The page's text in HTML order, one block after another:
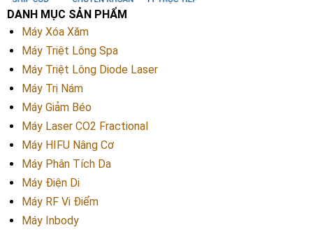
DANH MỤC SẢN PHẨM
Máy Xóa Xăm
Máy Triệt Lông Spa
Máy Triệt Lông Diode Laser
Máy Trị Nám
Máy Giảm Béo
Máy Laser CO2 Fractional
Máy HIFU Nâng Cơ
Máy Phân Tích Da
Máy Điện Di
Máy RF Vi Điểm
Máy Inbody